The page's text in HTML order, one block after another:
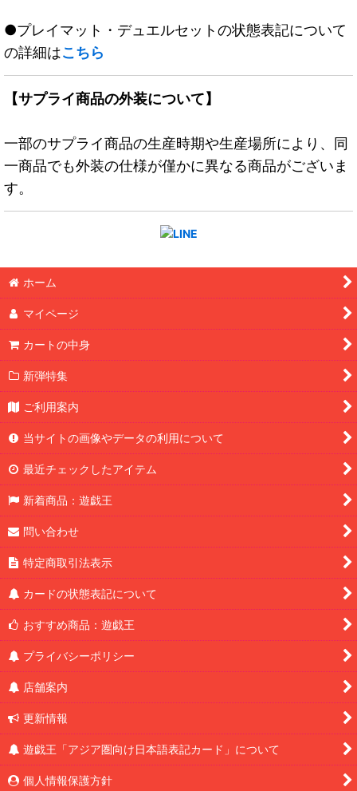
●プレイマット・デュエルセットの状態表記について
の詳細はこちら
【サプライ商品の外装について】
一部のサプライ商品の生産時期や生産場所により、同
一商品でも外装の仕様が僅かに異なる商品がございま
す。
ホーム
マイページ
カートの中身
新弾特集
ご利用案内
当サイトの画像やデータの利用について
最近チェックしたアイテム
新着商品：遊戯王
問い合わせ
特定商取引法表示
カードの状態表記について
おすすめ商品：遊戯王
プライバシーポリシー
店舗案内
更新情報
遊戯王「アジア圏向け日本語表記カード」について
個人情報保護方針